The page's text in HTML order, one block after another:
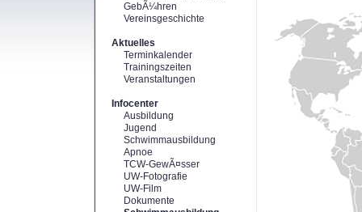
GebÃ¼hren
Vereinsgeschichte
Aktuelles
Terminkalender
Trainingszeiten
Veranstaltungen
Infocenter
Ausbildung
Jugend
Schwimmausbildung
Apnoe
TCW-GewÃ¤sser
UW-Fotografie
UW-Film
Dokumente